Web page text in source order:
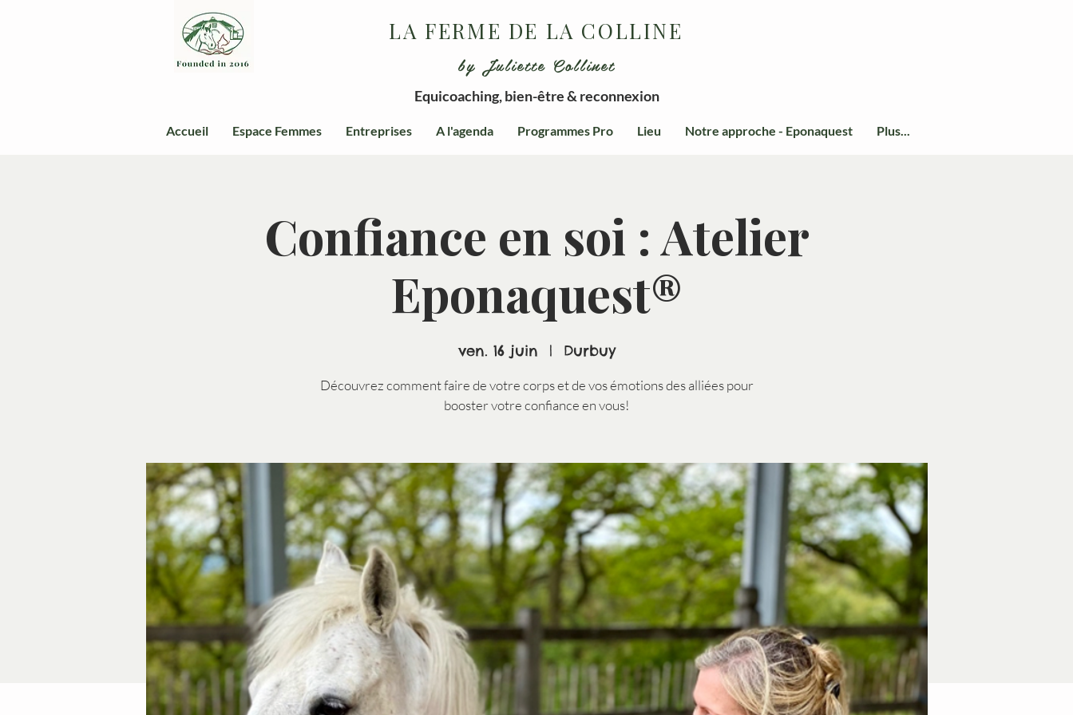
LA FERME DE LA COLLINE
by Juliette Collinet
Equicoaching, bien-être & reconnexion
Accueil Espace Femmes Entreprises A l'agenda Programmes Pro Lieu Notre approche - Eponaquest Plus...
Confiance en soi : Atelier
Eponaquest®
ven. 16 juin
  |
Durbuy
Découvrez comment faire de votre corps et de vos émotions des alliées pour